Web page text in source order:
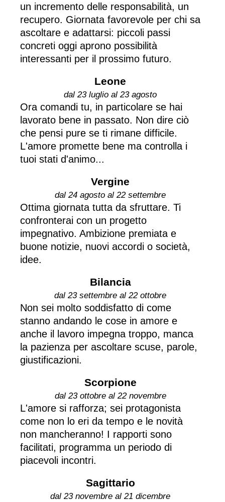
un incremento delle responsabilità, un
recupero. Giornata favorevole per chi sa
ascoltare e adattarsi: piccoli passi
concreti oggi aprono possibilità
interessanti per il prossimo futuro.
Leone
dal 23 luglio al 23 agosto
Ora comandi tu, in particolare se hai
lavorato bene in passato. Non dire ciò
che pensi pure se ti rimane difficile.
L'amore promette bene ma controlla i
tuoi stati d'animo...
Vergine
dal 24 agosto al 22 settembre
Ottima giornata tutta da sfruttare. Ti
confronterai con un progetto
impegnativo. Ambizione premiata e
buone notizie, nuovi accordi o società,
idee.
Bilancia
dal 23 settembre al 22 ottobre
Non sei molto soddisfatto di come
stanno andando le cose in amore e
anche il lavoro impegna troppo, manca
la pazienza per ascoltare scuse, parole,
giustificazioni.
Scorpione
dal 23 ottobre al 22 novembre
L'amore si rafforza; sei protagonista
come non lo eri da tempo e le novità
non mancheranno! I rapporti sono
facilitati, programma un periodo di
piacevoli incontri.
Sagittario
dal 23 novembre al 21 dicembre